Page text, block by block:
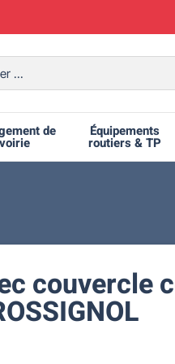
de Équipements
routiers & TP
couvercle